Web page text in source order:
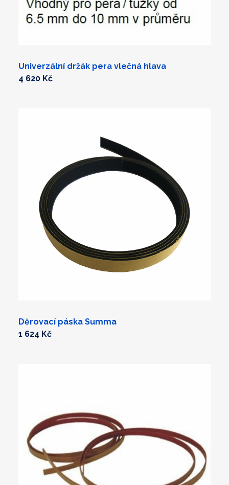
Univerzální držák pera vlečná hlava
4 620 Kč
Děrovací páska Summa
1 624 Kč